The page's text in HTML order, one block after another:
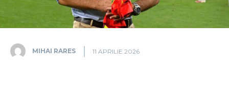
MIHAI RARES 11 APRILIE 2026